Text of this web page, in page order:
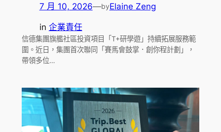
7 月 10, 2026—byElaine Zeng
in 企業責任
信德集團旗艦社區投資項目「T+研學遊」持續拓展服務範
圍。近日，集團首次聯同「賽馬會鼓掌．創你程計劃」，
帶領多位…